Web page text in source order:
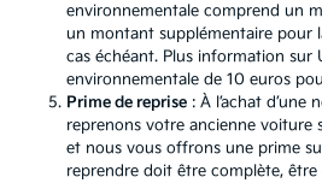
environnementale comprend un
un montant supplémentaire pour
cas échéant. Plus information sur
environnementale de 10 euros
Prime de reprise : À l’achat d’une
reprenons votre ancienne voiture
et nous vous offrons une prime
reprendre doit être complète,